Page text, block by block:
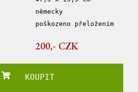
německy
poškozeno přeložením
200,- CZK
KOUPIT